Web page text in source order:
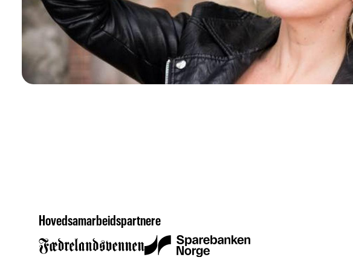
Hovedsamarbeidspartnere